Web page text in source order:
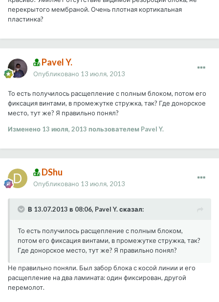
перекрытого мембраной. Очень плотная кортикальная
пластинка?
Pavel Y.
Опубликовано 13 июля, 2013
То есть получилось расщепление с полным блоком, потом его
фиксация винтами, в промежутке стружка, так? Где донорское
место, тут же? Я правильно понял?
Изменено 13 июля, 2013 пользователем Pavel Y.
DShu
Опубликовано 13 июля, 2013
В 13.07.2013 в 08:06, Pavel Y. сказал:
То есть получилось расщепление с полным блоком,
потом его фиксация винтами, в промежутке стружка, так?
Где донорское место, тут же? Я правильно понял?
Не правильно поняли. Был забор блока с косой линии и его
расщепление на два ламината: один фиксирован, другой
перемолот.